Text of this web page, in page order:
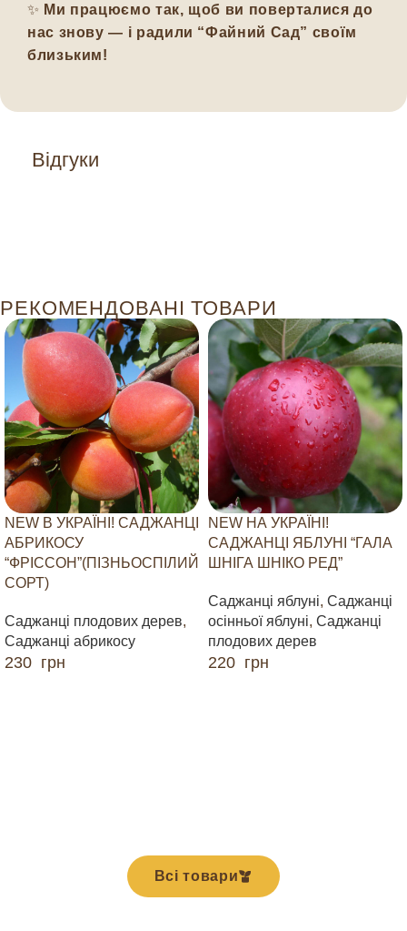
Відгуки
✨ Ми працюємо так, щоб ви поверталися до
нас знову — і радили “Файний Сад” своїм
близьким!
РЕКОМЕНДОВАНІ ТОВАРИ
NEW В УКРАЇНІ! САДЖАНЦІ
АБРИКОСУ
“ФРІССОН”(ПІЗНЬОСПІЛИЙ
СОРТ)
Саджанці плодових дерев,
Саджанці абрикосу
230 грн
NEW НА УКРАЇНІ!
САДЖАНЦІ ЯБЛУНІ “ГАЛА
ШНІГА ШНІКО РЕД”
Саджанці яблуні, Саджанці
осінньої яблуні, Саджанці
плодових дерев
220 грн
Всі товари